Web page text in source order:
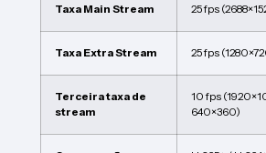
Taxa Main Stream 25 fps
Taxa Extra Stream 25 fps
Terceira taxa de
stream
10 fps
640×360)